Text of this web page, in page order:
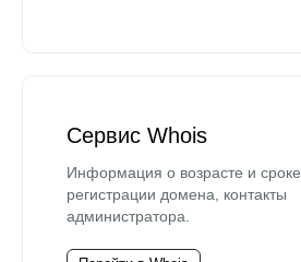
Сервис Whois
Информация о возрасте и сроке
регистрации домена, контакты
администратора.